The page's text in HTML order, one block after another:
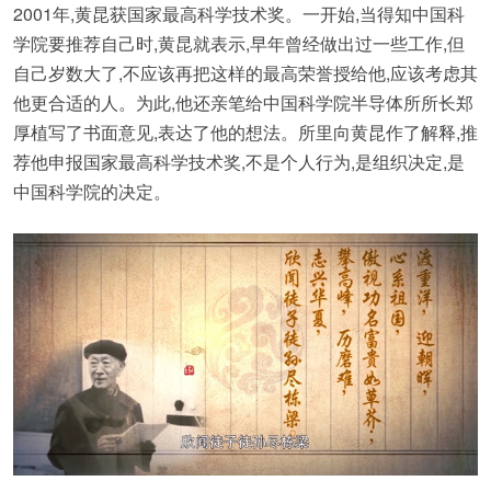
2001年,黄昆获国家最高科学技术奖。一开始,当得知中国科
学院要推荐自己时,黄昆就表示,早年曾经做出过一些工作,但
自己岁数大了,不应该再把这样的最高荣誉授给他,应该考虑其
他更合适的人。为此,他还亲笔给中国科学院半导体所所长郑
厚植写了书面意见,表达了他的想法。所里向黄昆作了解释,推
荐他申报国家最高科学技术奖,不是个人行为,是组织决定,是
中国科学院的决定。